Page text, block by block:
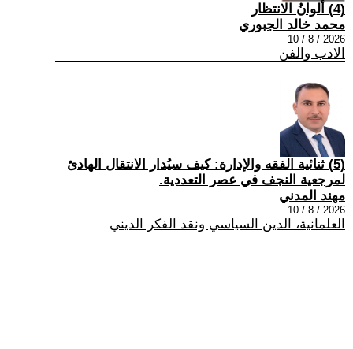
(4) ألوانُ الانتظار
محمد خالد الجبوري
2026 / 8 / 10
الادب والفن
(5) ثنائية الفقه والإدارة: كيف سيُدار الانتقال الهادئ
لمرجعية النجف في عصر التعددية.
مهند المدني
2026 / 8 / 10
العلمانية، الدين السياسي ونقد الفكر الديني